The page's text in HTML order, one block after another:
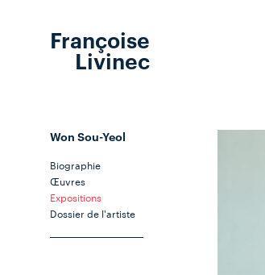
Françoise
Livinec
Won Sou-Yeol
Biographie
Œuvres
Expositions
Dossier de l'artiste